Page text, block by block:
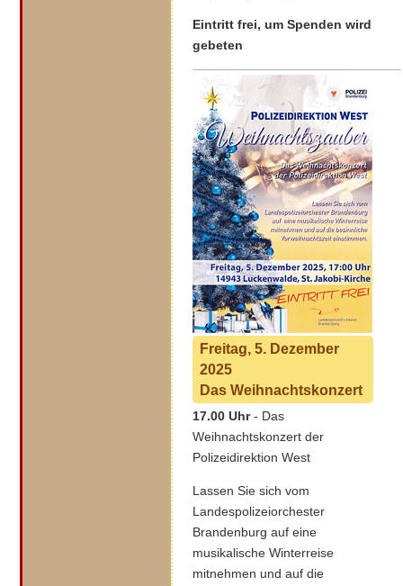
Eintritt frei, um Spenden wird
gebeten
Freitag, 5. Dezember
2025
Das Weihnachtskonzert
17.00 Uhr- Das
Weihnachtskonzert der
Polizeidirektion West
Lassen Sie sich vom
Landespolizeiorchester
Brandenburg auf eine
musikalische Winterreise
mitnehmen und auf die